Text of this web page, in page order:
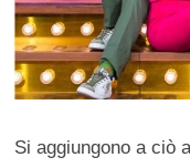
Si aggiungono a ciò